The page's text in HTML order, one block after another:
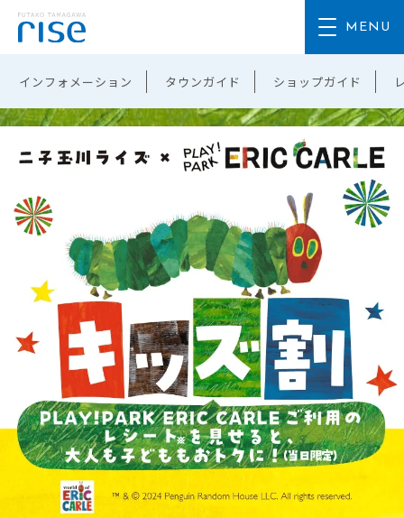
インフォメーション タウンガイド ショップガイド